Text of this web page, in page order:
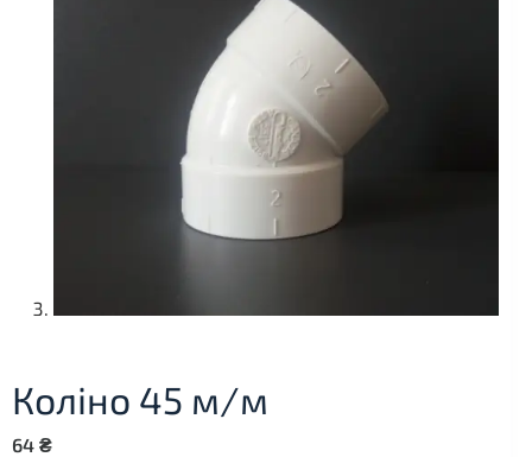
Коліно 45 м/м
64 ₴